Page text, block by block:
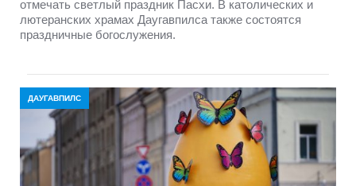
отмечать светлый праздник Пасхи. В католических и
лютеранских храмах Даугавпилса также состоятся
праздничные богослужения.
ДАУГАВПИЛС